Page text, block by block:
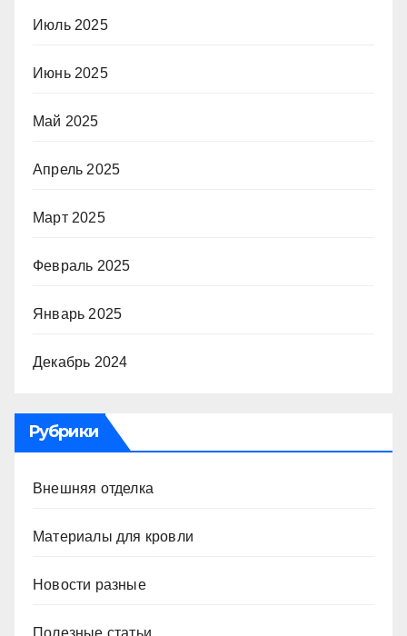
Июль 2025
Июнь 2025
Май 2025
Апрель 2025
Март 2025
Февраль 2025
Январь 2025
Декабрь 2024
Рубрики
Внешняя отделка
Материалы для кровли
Новости разные